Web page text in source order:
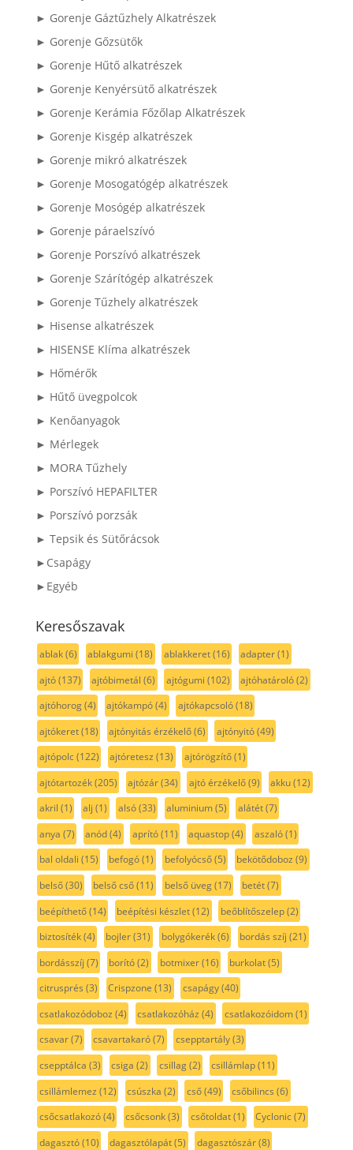
► Gorenje Gáztűzhely Alkatrészek
► Gorenje Gőzsütők
► Gorenje Hűtő alkatrészek
► Gorenje Kenyérsütő alkatrészek
► Gorenje Kerámia Főzőlap Alkatrészek
► Gorenje Kisgép alkatrészek
► Gorenje mikró alkatrészek
► Gorenje Mosogatógép alkatrészek
► Gorenje Mosógép alkatrészek
► Gorenje páraelszívó
► Gorenje Porszívó alkatrészek
► Gorenje Szárítógép alkatrészek
► Gorenje Tűzhely alkatrészek
► Hisense alkatrészek
► HISENSE Klíma alkatrészek
► Hőmérők
► Hűtő üvegpolcok
► Kenőanyagok
► Mérlegek
► MORA Tűzhely
► Porszívó HEPAFILTER
► Porszívó porzsák
► Tepsik és Sütőrácsok
►Csapágy
►Egyéb
Keresőszavak
ablak(6) ablakgumi (18) ablakkeret(16) adapter(1)
ajtó(137) ajtóbimetál (6) ajtógumi (102) ajtóhatároló(2)
ajtóhorog(4) ajtókampó(4) ajtókapcsoló(18)
ajtókeret(18) ajtónyitás érzékelő(6) ajtónyitó(49)
ajtópolc(122) ajtóretesz (13) ajtórögzítő(1)
ajtótartozék(205) ajtózár(34) ajtó érzékelő(9) akku(12)
akril (1) alj (1) alsó(33) aluminium(5) alátét(7)
anya (7) anód(4) aprító(11) aquastop(4) aszaló(1)
bal oldali (15) befogó(1) befolyócső(5) bekötődoboz (9)
belső(30) belső cső(11) belső üveg(17) betét(7)
beépíthető(14) beépítési készlet(12) beőblítőszelep(2)
biztosíték(4) bojler(31) bolygókerék(6) bordás szíj (21)
bordásszíj (7) borító(2) botmixer(16) burkolat(5)
citrusprés (3) Crispzone (13) csapágy(40)
csatlakozódoboz (4) csatlakozóház (4) csatlakozóidom(1)
csavar(7) csavartakaró(7) csepptartály(3)
csepptálca (3) csiga (2) csillag(2) csillámlap(11)
csillámlemez (12) csúszka (2) cső(49) csőbilincs (6)
csőcsatlakozó(4) csőcsonk(3) csőtoldat(1) Cyclonic(7)
dagasztó(10) dagasztólapát(5) dagasztószár(8)